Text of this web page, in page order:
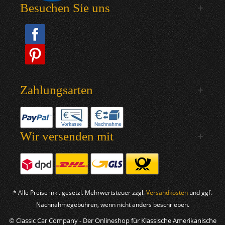
Besuchen Sie uns
Zahlungsarten
Wir versenden mit
* Alle Preise inkl. gesetzl. Mehrwertsteuer zzgl.Versandkosten und ggf.
Nachnahmegebühren, wenn nicht anders beschrieben.
© Classic Car Company - Der Onlineshop für Klassische Amerikanische